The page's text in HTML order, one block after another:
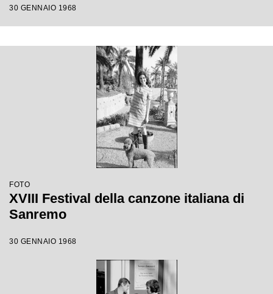
30 GENNAIO 1968
FOTO
XVIII Festival della canzone italiana di
Sanremo
30 GENNAIO 1968